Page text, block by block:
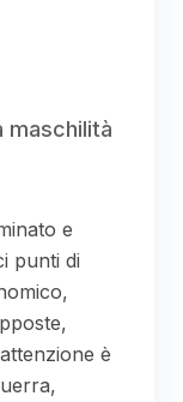
maschilità
e
punti di
è